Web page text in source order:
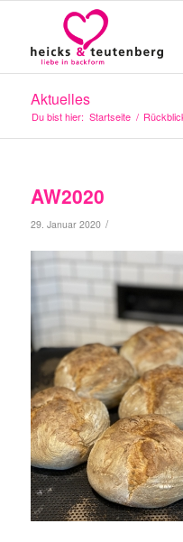
Aktuelles
Du bist hier: Startseite /
AW2020
29. Januar 2020 /